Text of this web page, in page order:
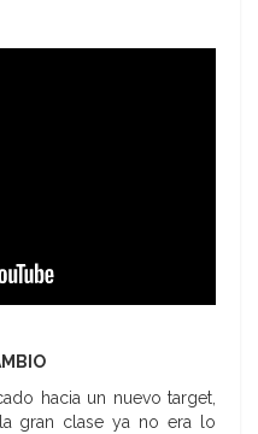
hacia un nuevo target,
gran clase ya no era lo